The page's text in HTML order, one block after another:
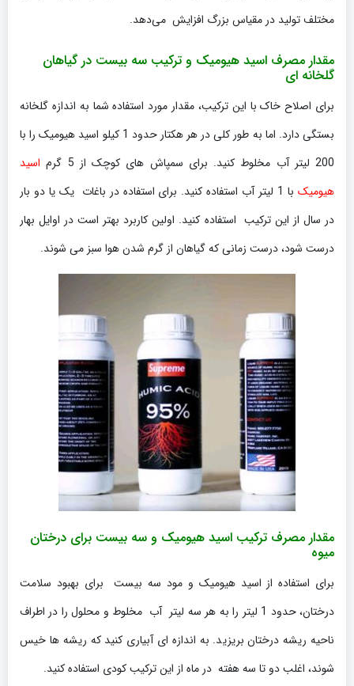
مختلف تولید در مقیاس بزرگ افزایش می‌دهد.
مقدار مصرف اسید هیومیک و ترکیب سه بیست در گیاهان
گلخانه ای
برای اصلاح خاک با این ترکیب، مقدار مورد استفاده شما به اندازه گلخانه
بستگی دارد. اما به طور کلی در هر هکتار حدود 1 کیلو اسید هیومیک را با
200 لیتر آب مخلوط کنید. برای سمپاش های کوچک از 5 گرم
اسید
هیومیک
با 1 لیتر آب استفاده کنید. برای استفاده در باغات یک یا دو بار
در سال از این ترکیب استفاده کنید. اولین کاربرد بهتر است در اوایل بهار
درست شود، درست زمانی که گیاهان از گرم شدن هوا سبز می شوند.
مقدار مصرف ترکیب اسید هیومیک و سه بیست برای درختان
میوه
برای استفاده از اسید هیومیک و مود سه بیست برای بهبود سلامت
درختان، حدود 1 لیتر را به هر سه لیتر آب مخلوط و محلول را در اطراف
ناحیه ریشه درختان بریزید. به اندازه ای آبیاری کنید که ریشه ها خیس
شوند، اغلب دو تا سه هفته در ماه از این ترکیب کودی استفاده کنید.